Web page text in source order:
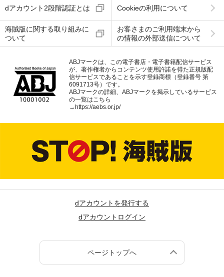
dアカウント2段階認証とは Cookieの利用について
海賊版に関する取り組みに
ついて
お客さまのご利用端末から
の情報の外部送信について
ABJマークは、この電子書店・電子書籍配信サービス
が、著作権者からコンテンツ使用許諾を得た正規版配
信サービスであることを示す登録商標（登録番号 第
6091713号）です。
ABJマークの詳細、ABJマークを掲示しているサービス
の一覧はこちら
→https://aebs.or.jp/
dアカウントを発行する
dアカウントログイン
ページトップへ